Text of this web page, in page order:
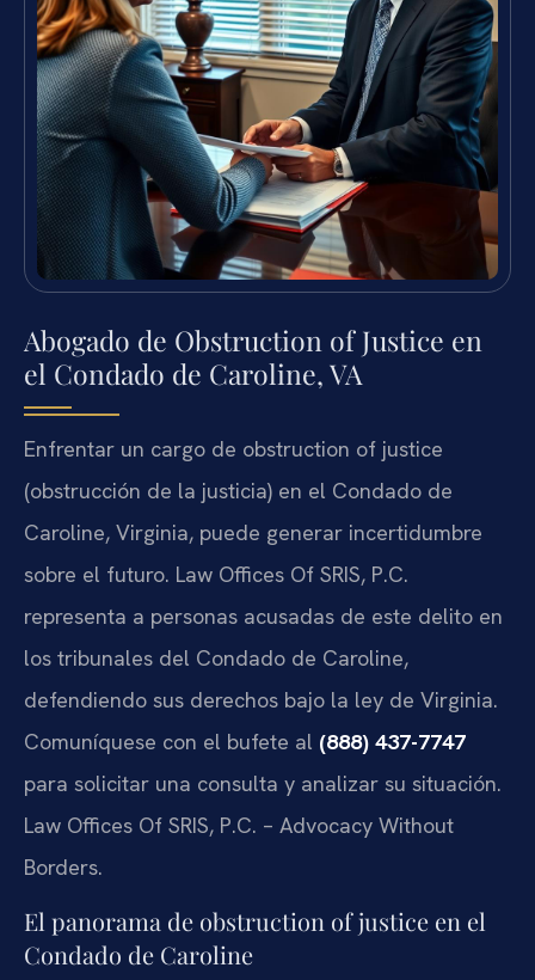
Abogado de Obstruction of Justice en
el Condado de Caroline, VA
Enfrentar un cargo de obstruction of justice
(obstrucción de la justicia) en el Condado de
Caroline, Virginia, puede generar incertidumbre
sobre el futuro. Law Offices Of SRIS, P.C.
representa a personas acusadas de este delito en
los tribunales del Condado de Caroline,
defendiendo sus derechos bajo la ley de Virginia.
Comuníquese con el bufete al (888) 437-7747
para solicitar una consulta y analizar su situación.
Law Offices Of SRIS, P.C. – Advocacy Without
Borders.
El panorama de obstruction of justice en el
Condado de Caroline